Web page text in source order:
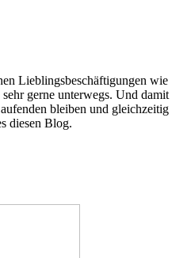
Lieblingsbeschäftigungen wie
gerne unterwegs. Und damit
bleiben und gleichzeitig
diesen Blog.